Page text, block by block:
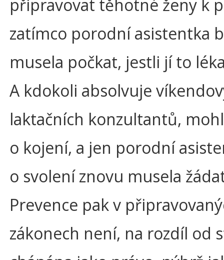
připravovat těhotné ženy k
zatímco porodní asistentka
musela počkat, jestli jí to
A kdokoli absolvuje
laktačních konzultantů,
o kojení, a jen porodní
o svolení znovu musela
Prevence pak v
zákonech není, na rozdíl od